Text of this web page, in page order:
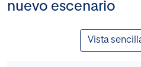
nuevo escenario
Vista